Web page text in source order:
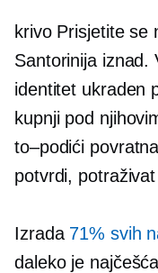
krivo Prisjetite se
Santorinija iznad.
identitet ukraden
kupnji pod
to–podići
potvrdi,
Izrada 71% svih
daleko je